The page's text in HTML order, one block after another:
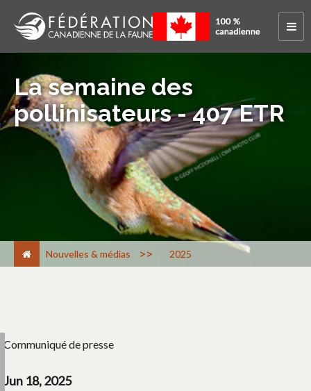
La semaine des
pollinisateurs - 407 ETR
Nouvelles & médias > 2025
Communiqué de presse
Jun 18, 2025